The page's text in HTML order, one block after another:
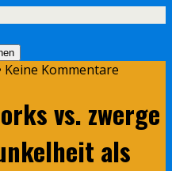
Keine Kommentare
vs. zwerge
als